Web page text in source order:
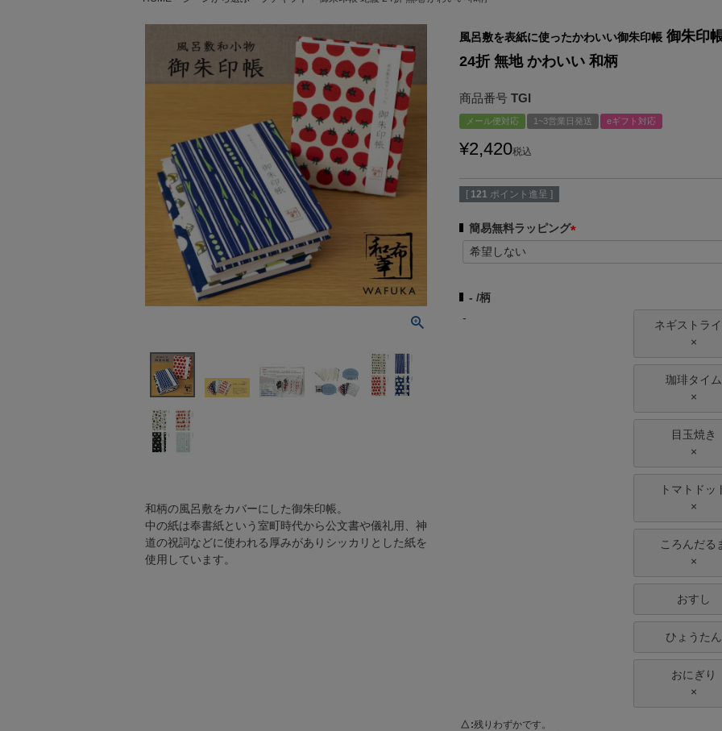
和柄の風呂敷をカバーにした御朱印帳。
中の紙は奉書紙という室町時代から公文書や儀礼用、神
道の祝詞などに使われる厚みがありシッカリとした紙を
使用しています。
風呂敷を表紙に使ったかわいい御朱印帳 御朱印
24折 無地 かわいい 和柄
商品番号 TGI
メール便対応 1~3営業日発送 eギフト対応
¥2,420税込
[ 121 ポイント進呈 ]
簡易無料ラッピング
必
- 柄
-
ネギストラ
×
珈琲タイム
×
目玉焼き
×
トマトドッ
×
ころんだる
×
おすし
ひょうたん
おにぎり
×
△ 残りわずかです。